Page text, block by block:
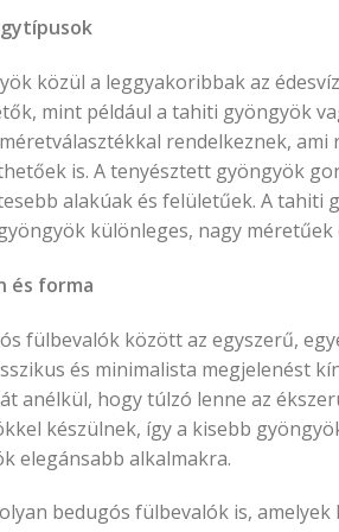
közül a leggyakoribbak az
mint például a tahiti gyöngyök
rendelkeznek,
is. A tenyésztett gyöngyök
alakúak és felületűek. A
különleges, nagy méretűek
és forma
fülbevalók között az egyszerű,
és minimalista megjelenést
anélkül, hogy túlzó lenne az
készülnek, így a kisebb
elegánsabb alkalmakra.
bedugós fülbevalók is,